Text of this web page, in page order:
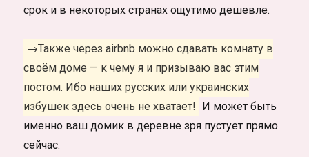
срок и в некоторых странах ощутимо дешевле.
→Также через airbnb можно сдавать комнату в
своём доме — к чему я и призываю вас этим
постом. Ибо наших русских или украинских
избушек здесь очень не хватает! И может быть
именно ваш домик в деревне зря пустует прямо
сейчас.